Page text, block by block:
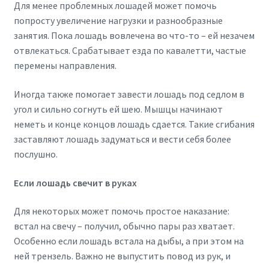
Для менее проблемных лошадей может помочь
попросту увеличение нагрузки и разнообразные
занятия. Пока лошадь вовлечена во что-то – ей незачем
отвлекаться. Срабатывает езда по кавалетти, частые
перемены направления.
Иногда также помогает завести лошадь под седлом в
угол и сильно согнуть ей шею. Мышцы начинают
неметь и конце концов лошадь сдается. Такие сгибания
заставляют лошадь задуматься и вести себя более
послушно.
Если лошадь свечит в руках
Для некоторых может помочь простое наказание:
встал на свечу – получил, обычно пары раз хватает.
Особенно если лошадь встала на дыбы, а при этом на
ней трензель. Важно не выпустить повод из рук, и